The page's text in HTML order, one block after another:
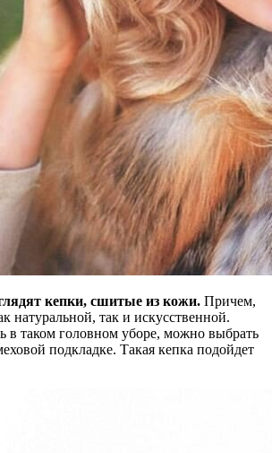
кепки, сшитые из кожи. Причем,
натуральной, так и искусственной.
в таком головном уборе, можно выбрать
подкладке. Такая кепка подойдет